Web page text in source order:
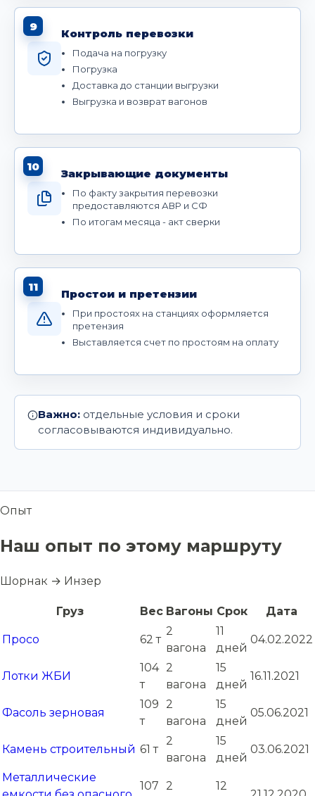
9
Контроль перевозки
Подача на погрузку
Погрузка
Доставка до станции выгрузки
Выгрузка и возврат вагонов
10
Закрывающие документы
По факту закрытия перевозки
предоставляются АВР и СФ
По итогам месяца - акт сверки
11
Простои и претензии
При простоях на станциях оформляется
претензия
Выставляется счет по простоям на оплату
Важно: отдельные условия и сроки
согласовываются индивидуально.
Опыт
Наш опыт по этому маршруту
Шорнак → Инзер
Груз Вес Вагоны Срок Дата
Просо 62 т
2
вагона
11
дней
04.02.2022
Лотки ЖБИ
104
т
2
вагона
15
дней
16.11.2021
Фасоль зерновая
109
т
2
вагона
15
дней
05.06.2021
Камень строительный 61 т
2
вагона
15
дней
03.06.2021
Металлические
107
2
12